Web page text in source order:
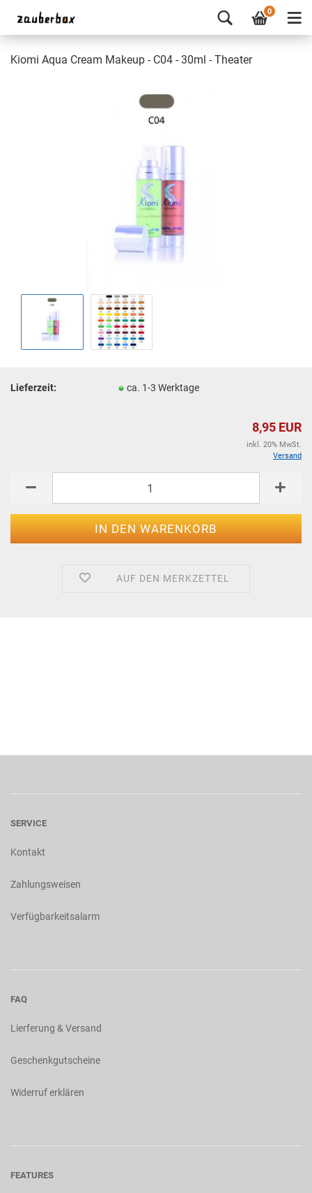
0
Kiomi Aqua Cream Makeup - C04 - 30ml - Theater
Lieferzeit: ca. 1-3 Werktage
8,95 EUR
inkl. 20% MwSt.
Versand
AUF DEN MERKZETTEL
SERVICE
Kontakt
Zahlungsweisen
Verfügbarkeitsalarm
FAQ
Lierferung & Versand
Geschenkgutscheine
Widerruf erklären
FEATURES